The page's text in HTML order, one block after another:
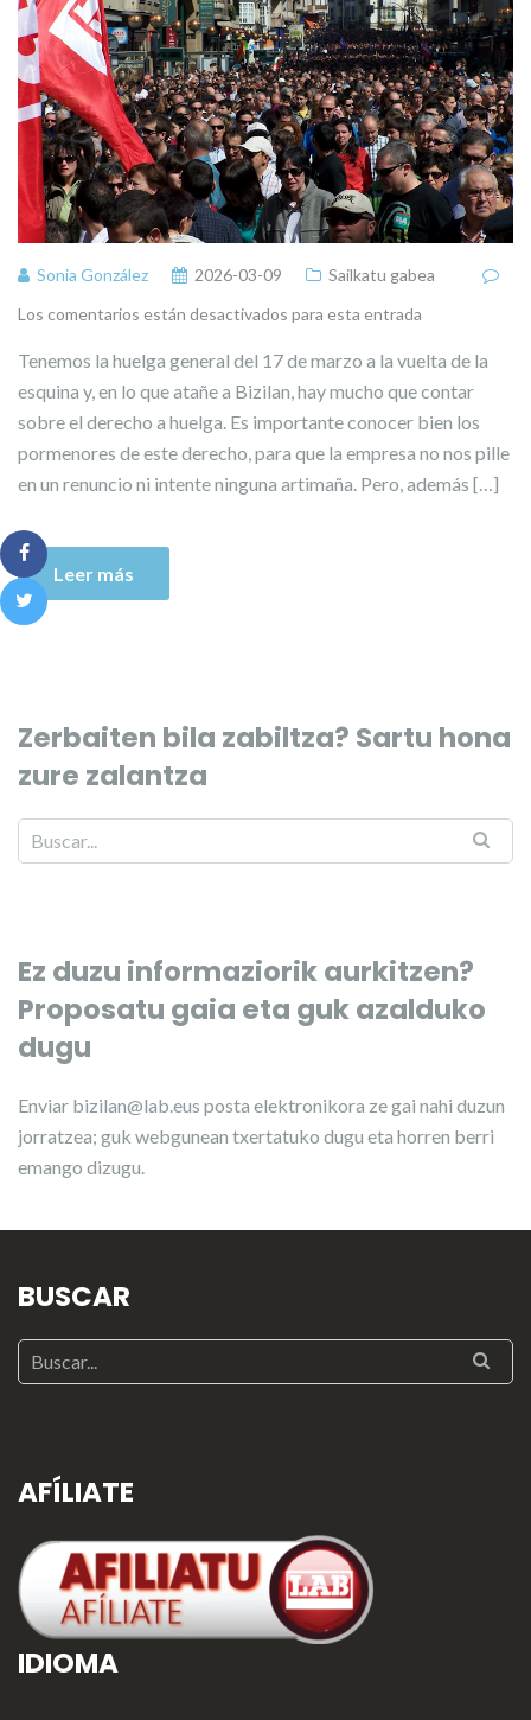
Sonia González 2026-03-09
Sailkatu gabea
Los comentarios están desactivados para esta entrada
Tenemos la huelga general del 17 de marzo a la vuelta de la
esquina y, en lo que atañe a Bizilan, hay mucho que contar
sobre el derecho a huelga. Es importante conocer bien los
pormenores de este derecho, para que la empresa no nos pille
en un renuncio ni intente ninguna artimaña. Pero, además […]
Leer más
Zerbaiten bila zabiltza? Sartu hona
zure zalantza
Ez duzu informaziorik aurkitzen?
Proposatu gaia eta guk azalduko
dugu
Enviar bizilan@lab.eus posta elektronikora ze gai nahi duzun
jorratzea; guk webgunean txertatuko dugu eta horren berri
emango dizugu.
BUSCAR
AFÍLIATE
IDIOMA